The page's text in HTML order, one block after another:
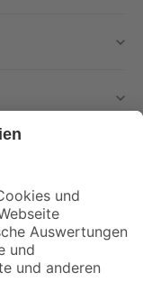
verpassen!